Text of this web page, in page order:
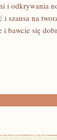
i odkrywania
i szansa na
bawcie się